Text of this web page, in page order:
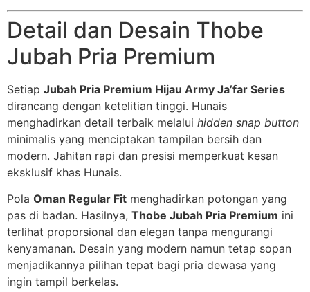
Detail dan Desain Thobe
Jubah Pria Premium
Setiap Jubah Pria Premium Hijau Army Ja’far Series
dirancang dengan ketelitian tinggi. Hunais
menghadirkan detail terbaik melalui hidden snap button
minimalis yang menciptakan tampilan bersih dan
modern. Jahitan rapi dan presisi memperkuat kesan
eksklusif khas Hunais.
Pola Oman Regular Fit menghadirkan potongan yang
pas di badan. Hasilnya, Thobe Jubah Pria Premium ini
terlihat proporsional dan elegan tanpa mengurangi
kenyamanan. Desain yang modern namun tetap sopan
menjadikannya pilihan tepat bagi pria dewasa yang
ingin tampil berkelas.